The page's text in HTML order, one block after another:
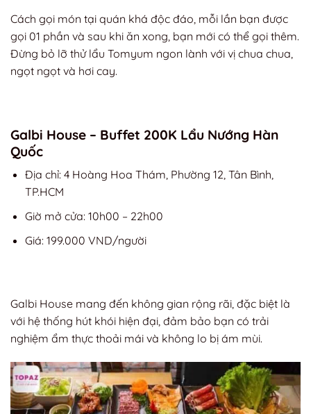
Cách gọi món tại quán khá độc đáo, mỗi lần bạn được
gọi 01 phần và sau khi ăn xong, bạn mới có thể gọi thêm.
Đừng bỏ lỡ thử lẩu Tomyum ngon lành với vị chua chua,
ngọt ngọt và hơi cay.
Galbi House – Buffet 200K Lẩu Nướng Hàn
Quốc
Địa chỉ: 4 Hoàng Hoa Thám, Phường 12, Tân Bình,
TP.HCM
Giờ mở cửa: 10h00 – 22h00
Giá: 199.000 VND/người
Galbi House mang đến không gian rộng rãi, đặc biệt là
với hệ thống hút khói hiện đại, đảm bảo bạn có trải
nghiệm ẩm thực thoải mái và không lo bị ám mùi.